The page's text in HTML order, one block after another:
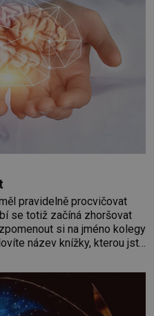
pravidelně procvičovat
se totiž začíná zhoršovat
si na jméno kolegy
název knížky, kterou jste